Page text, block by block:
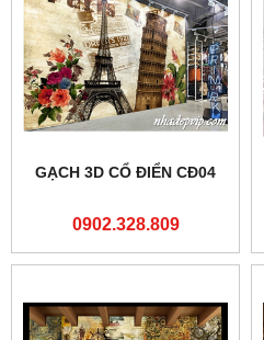
GẠCH 3D CỔ ĐIỂN CĐ04
0902.328.809